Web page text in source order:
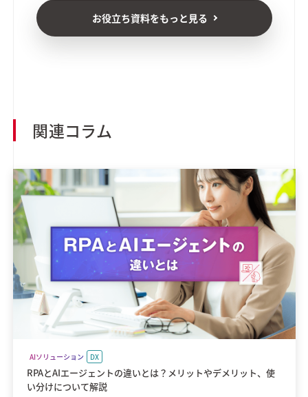
お役立ち資料をもっと見る
関連コラム
AIソリューション DX
RPAとAIエージェントの違いとは？メリットやデメリット、使
い分けについて解説